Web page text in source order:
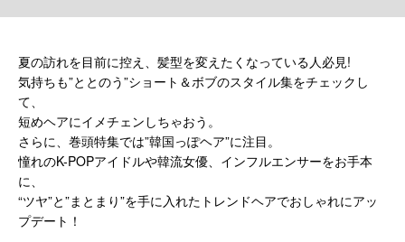
夏の訪れを目前に控え、髪型を変えたくなっている人必見!
気持ちも”ととのう”ショート＆ボブのスタイル集をチェックし
て、
短めヘアにイメチェンしちゃおう。
さらに、巻頭特集では”韓国っぽヘア”に注目。
憧れのK-POPアイドルや韓流女優、インフルエンサーをお手本
に、
“ツヤ”と”まとまり”を手に入れたトレンドヘアでおしゃれにアッ
プデート！